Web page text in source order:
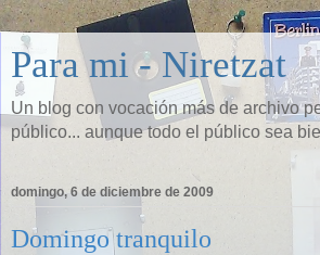
Para mi - Niretzat
Un blog con vocación más de archivo
público... aunque todo el público sea
domingo, 6 de diciembre de 2009
Domingo tranquilo